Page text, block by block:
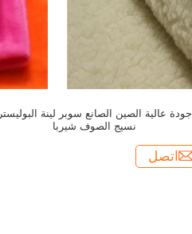
جودة عالية الصين الصانع سوبر لينة البوليستر
نسيج الصوف شيربا
اتصل